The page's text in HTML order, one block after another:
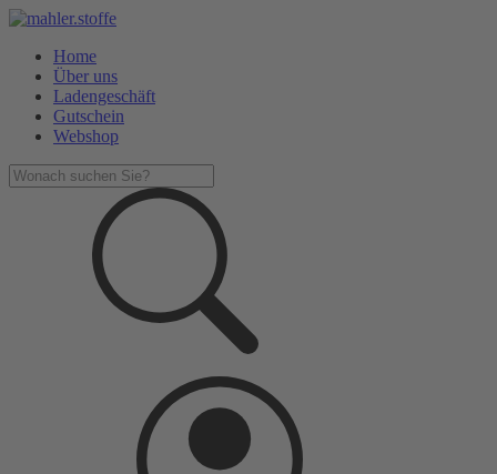
Home
Über uns
Ladengeschäft
Gutschein
Webshop